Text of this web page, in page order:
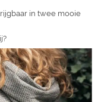
in twee mooie